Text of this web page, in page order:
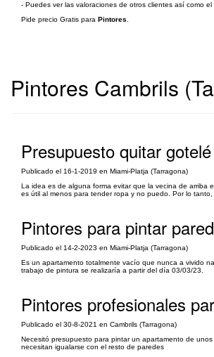
- Puedes ver las valoraciones de otros clientes así como
Pide precio Gratis para Pintores
Pintores Cambrils
Presupuesto quitar
Publicado el 16-1-2019 en Miami-Platja (Tarragona)
La idea es de alguna forma evitar que la vecina de arriba
es útil al menos para tender ropa y no puedo. Por lo
Pintores para pintar
Publicado el 14-2-2023 en Miami-Platja (Tarragona)
Es un apartamento totalmente vacío que nunca a vivido
trabajo de pintura se realizaría a partir del día 03/03/23.
Pintores profesionales
Publicado el 30-8-2021 en Cambrils (Tarragona)
Necesitó presupuesto para pintar un apartamento de
necesitan igualarse con el resto de paredes